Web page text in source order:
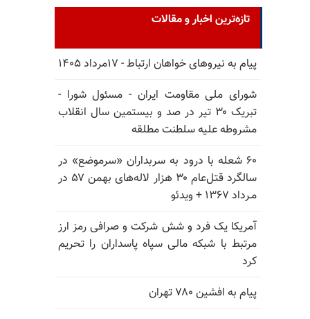
تازه‌ترین اخبار و مقالات
پیام به نیروهای خواهان ارتباط - ۱۷مرداد ۱۴۰۵
شورای ملی مقاومت ایران - مسئول شورا -
تبریک ۳۰ تیر در صد و بیستمین سال انقلاب
مشروطه علیه سلطنت مطلقه
۶۰ شعله با درود به سربداران «سرموضع» در
سالگرد قتل‌عام ۳۰ هزار لاله‌های بهمن ۵۷ در
مـرداد ۱۳۶۷ + ویدئو
آمریکا یک فرد و شش شرکت و صرافی رمز ارز
مرتبط با شبکه مالی سپاه پاسداران را تحریم
کرد
پیام به افشین ۷۸۰ تهران